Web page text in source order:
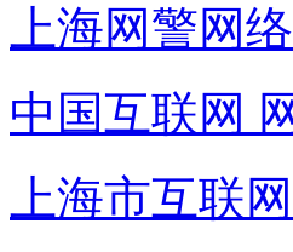
上海网警网
中国互联网
上海市互联网